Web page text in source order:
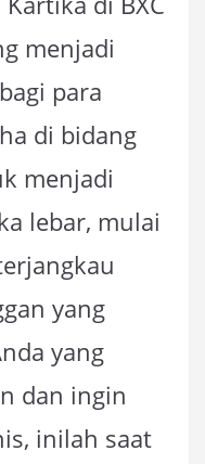
menjadi
para
di bidang
menjadi
lebar, mulai
yang
yang
dan ingin
inilah saat